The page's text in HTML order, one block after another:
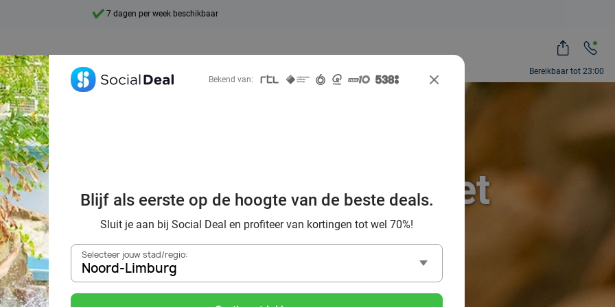
Bereikbaar tot 23:00
7 dagen per week beschikbaar
bij Sunparks met
korting
Bekend van:
Blijf als eerste op de hoogte van de beste deals.
Sluit je aan bij Social Deal en profiteer van kortingen tot wel 70%!
Selecteer jouw stad/regio:
Noord-Limburg